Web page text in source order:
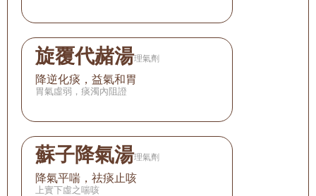
旋覆代赭湯理氣劑
降逆化痰，益氣和胃
胃氣虛弱，痰濁內阻證
蘇子降氣湯理氣劑
降氣平喘，祛痰止咳
上實下虛之喘咳